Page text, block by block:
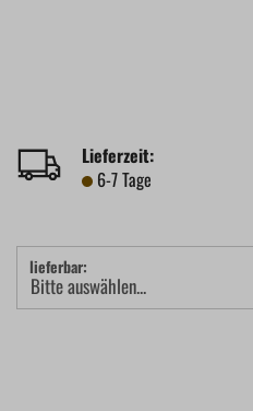
Lieferzeit:
6-7 Tage
lieferbar: